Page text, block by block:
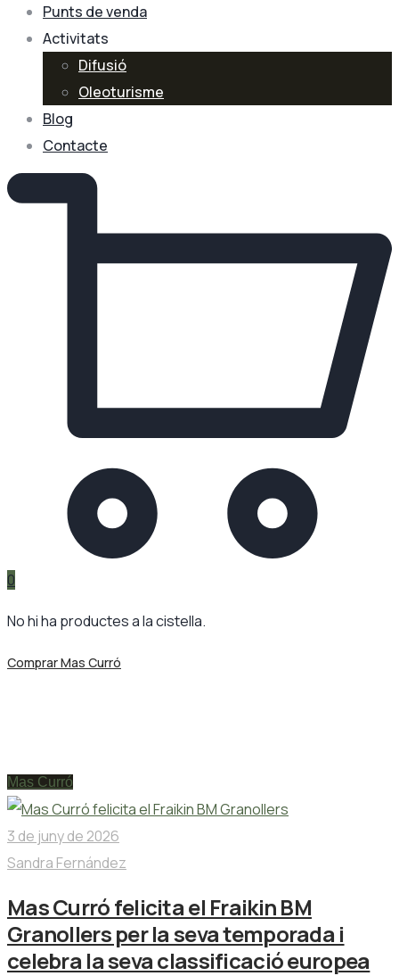
Punts de venda
Activitats
Difusió
Oleoturisme
Blog
Contacte
0
No hi ha productes a la cistella.
Comprar Mas Curró
Mas Curró
3 de juny de 2026
Sandra Fernández
Mas Curró felicita el Fraikin BM
Granollers per la seva temporada i
celebra la seva classificació europea